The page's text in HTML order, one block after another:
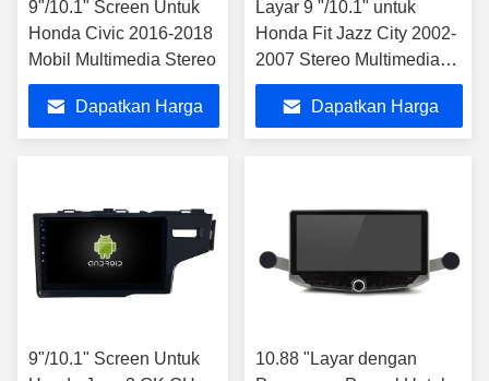
9"/10.1" Screen Untuk
Honda Civic 2016-2018
Mobil Multimedia Stereo
Dapatkan Harga
Layar 9 "/10.1" untuk
Honda Fit Jazz City 2002-
2007 Stereo Multimedia
Mobil
Dapatkan Harga
9"/10.1" Screen Untuk
10.88 "Layar dengan